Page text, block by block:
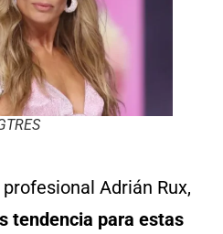
Adrián Rux,
tendencia para estas